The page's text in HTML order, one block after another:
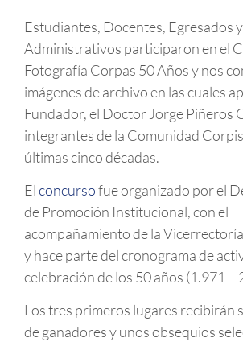
Estudiantes, Docentes, Egresados y
Administrativos participaron en el
Fotografía Corpas 50 Años y nos
imágenes de archivo en las cuales
Fundador, el Doctor Jorge Piñeros
integrantes de la Comunidad
últimas cinco décadas.
Elconcursofue organizado por el
de Promoción Institucional, con el
acompañamiento de la
y hace parte del cronograma de
celebración de los 50 años (1.971 –
Los tres primeros lugares recibirán
de ganadores y unos obsequios